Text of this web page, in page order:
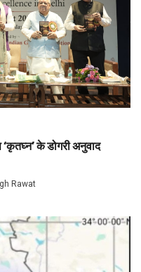
के डोगरी अनुवाद
Rawat